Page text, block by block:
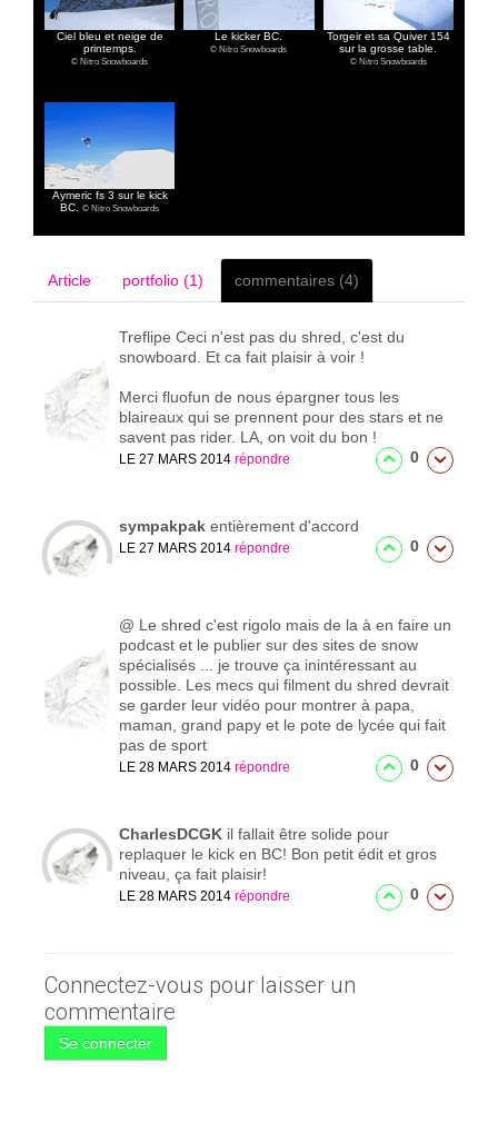
Ciel bleu et neige de
printemps.
© Nitro Snowboards
Le kicker BC.
© Nitro Snowboards
Torgeir et sa Quiver 154
sur la grosse table.
© Nitro Snowboards
Aymeric fs 3 sur le kick
BC.© Nitro Snowboards
Article portfolio (1) commentaires (4)
Treflipe Ceci n'est pas du shred, c'est du
snowboard. Et ca fait plaisir à voir !
Merci fluofun de nous épargner tous les
blaireaux qui se prennent pour des stars et ne
savent pas rider. LA, on voit du bon !
LE 27 MARS 2014 répondre 0
sympakpak entièrement d'accord
LE 27 MARS 2014 répondre 0
@ Le shred c'est rigolo mais de la à en faire un
podcast et le publier sur des sites de snow
spécialisés ... je trouve ça inintéressant au
possible. Les mecs qui filment du shred devrait
se garder leur vidéo pour montrer à papa,
maman, grand papy et le pote de lycée qui fait
pas de sport
LE 28 MARS 2014 répondre 0
CharlesDCGK il fallait être solide pour
replaquer le kick en BC! Bon petit édit et gros
niveau, ça fait plaisir!
LE 28 MARS 2014 répondre 0
Connectez-vous pour laisser un
commentaire
Se connecter